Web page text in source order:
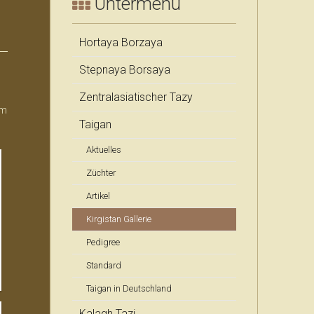
& Taigan Breeder
& Taigan Breeder
PADS Artikel deutsch: Windhunde
Hortaya Borzaya
Stepnaya Borsaya
Zentralasiatischer Tazy
Taigan
Aktuelles
Züchter
Artikel
Kirgistan Gallerie
Pedigree
Standard
Taigan in Deutschland